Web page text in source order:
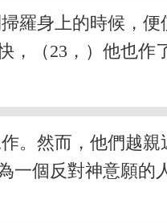
羅身上的時候，便
，（23，）他也作
。然而，他們越親
一個反對神意願的